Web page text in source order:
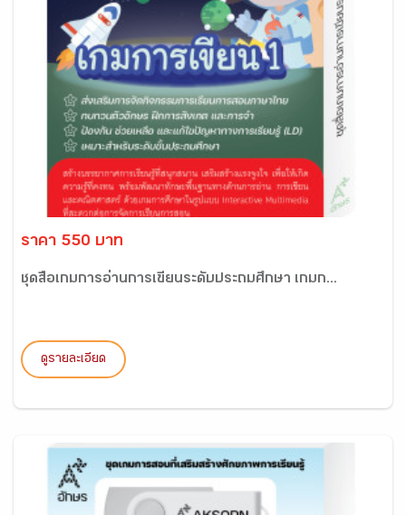
ราคา 550 บาท
ชุดสื่อเกมการอ่านการเขียนระดับประถมศึกษา เกมก...
ดูรายละเอียด